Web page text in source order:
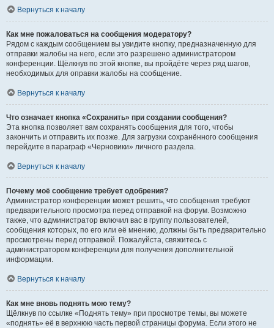
Вернуться к началу
Как мне пожаловаться на сообщения модератору?
Рядом с каждым сообщением вы увидите кнопку, предназначенную для
отправки жалобы на него, если это разрешено администратором
конференции. Щёлкнув по этой кнопке, вы пройдёте через ряд шагов,
необходимых для оправки жалобы на сообщение.
Вернуться к началу
Что означает кнопка «Сохранить» при создании сообщения?
Эта кнопка позволяет вам сохранять сообщения для того, чтобы
закончить и отправить их позже. Для загрузки сохранённого сообщения
перейдите в параграф «Черновики» личного раздела.
Вернуться к началу
Почему моё сообщение требует одобрения?
Администратор конференции может решить, что сообщения требуют
предварительного просмотра перед отправкой на форум. Возможно
также, что администратор включил вас в группу пользователей,
сообщения которых, по его или её мнению, должны быть предварительно
просмотрены перед отправкой. Пожалуйста, свяжитесь с
администратором конференции для получения дополнительной
информации.
Вернуться к началу
Как мне вновь поднять мою тему?
Щёлкнув по ссылке «Поднять тему» при просмотре темы, вы можете
«поднять» её в верхнюю часть первой страницы форума. Если этого не